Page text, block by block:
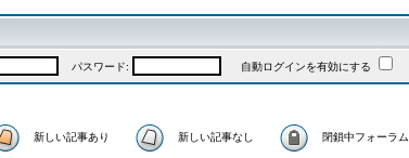
パスワード: 自動ログインを有効にする
新しい記事あり 新しい記事なし 閉鎖中フォーラム